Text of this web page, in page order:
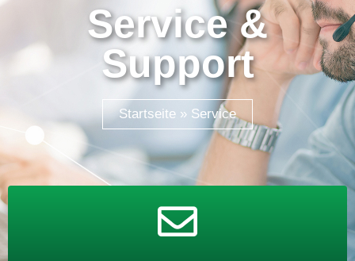
Service &
Support
Startseite » Service